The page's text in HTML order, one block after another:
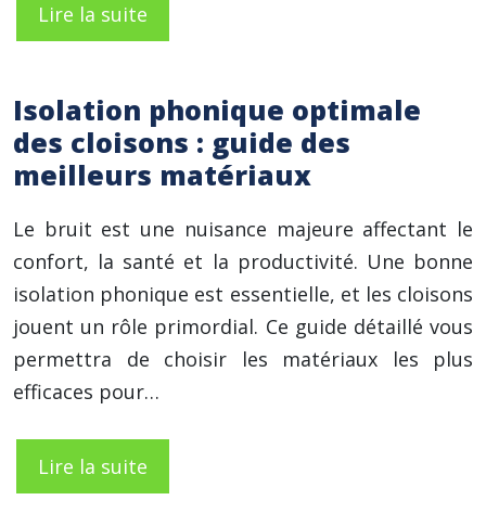
Lire la suite
Isolation phonique optimale
des cloisons : guide des
meilleurs matériaux
Le bruit est une nuisance majeure affectant le
confort, la santé et la productivité. Une bonne
isolation phonique est essentielle, et les cloisons
jouent un rôle primordial. Ce guide détaillé vous
permettra de choisir les matériaux les plus
efficaces pour…
Lire la suite